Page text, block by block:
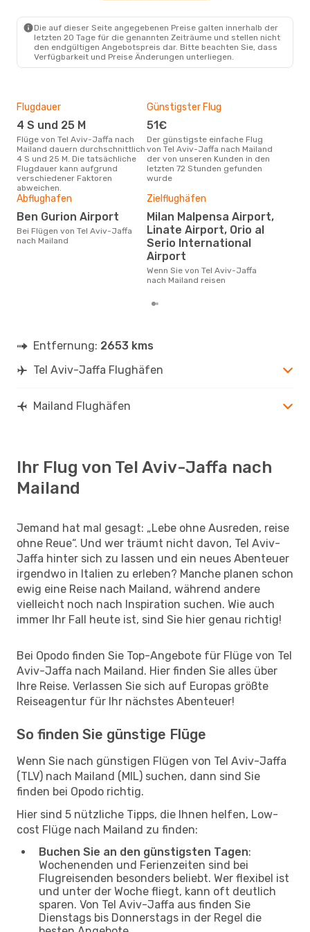
Die auf dieser Seite angegebenen Preise galten innerhalb der
letzten 20 Tage für die genannten Zeiträume und stellen nicht
den endgültigen Angebotspreis dar. Bitte beachten Sie, dass
Verfügbarkeit und Preise Änderungen unterliegen.
Flugdauer
4 S und 25 M
Flüge von Tel Aviv-Jaffa nach
Mailand dauern durchschnittlich
4 S und 25 M. Die tatsächliche
Flugdauer kann aufgrund
verschiedener Faktoren
abweichen.
Günstigster Flug
51€
Der günstigste einfache Flug
von Tel Aviv-Jaffa nach Mailand
der von unseren Kunden in den
letzten 72 Stunden gefunden
wurde
Abflughafen
Ben Gurion Airport
Bei Flügen von Tel Aviv-Jaffa
nach Mailand
Zielflughäfen
Milan Malpensa Airport,
Linate Airport, Orio al
Serio International
Airport
Wenn Sie von Tel Aviv-Jaffa
nach Mailand reisen
Entfernung: 2653 kms
Tel Aviv-Jaffa Flughäfen
Mailand Flughäfen
Ihr Flug von Tel Aviv-Jaffa nach
Mailand
Jemand hat mal gesagt: „Lebe ohne Ausreden, reise
ohne Reue“. Und wer träumt nicht davon, Tel Aviv-
Jaffa hinter sich zu lassen und ein neues Abenteuer
irgendwo in Italien zu erleben? Manche planen schon
ewig eine Reise nach Mailand, während andere
vielleicht noch nach Inspiration suchen. Wie auch
immer Ihr Fall heute ist, sind Sie hier genau richtig!
Bei Opodo finden Sie Top-Angebote für Flüge von Tel
Aviv-Jaffa nach Mailand. Hier finden Sie alles über
Ihre Reise. Verlassen Sie sich auf Europas größte
Reiseagentur für Ihr nächstes Abenteuer!
So finden Sie günstige Flüge
Wenn Sie nach günstigen Flügen von Tel Aviv-Jaffa
(TLV) nach Mailand (MIL) suchen, dann sind Sie
finden bei Opodo richtig.
Hier sind 5 nützliche Tipps, die Ihnen helfen, Low-
cost Flüge nach Mailand zu finden:
Buchen Sie an den günstigsten Tagen:
Wochenenden und Ferienzeiten sind bei
Flugreisenden besonders beliebt. Wer flexibel ist
und unter der Woche fliegt, kann oft deutlich
sparen. Von Tel Aviv-Jaffa aus finden Sie
Dienstags bis Donnerstags in der Regel die